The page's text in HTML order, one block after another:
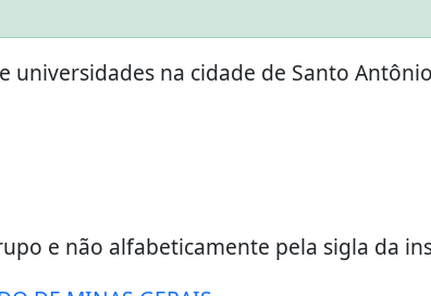
universidades na cidade de Santo
e não alfabeticamente pela sigla da